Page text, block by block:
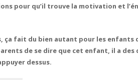
pour qu’il trouve la motivation et
ça fait du bien autant pour les enfants
de se dire que cet enfant, il a des
dessus.